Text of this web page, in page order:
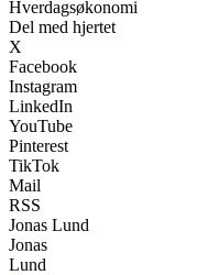
Hverdagsøkonomi
Del med hjertet
X
Facebook
Instagram
LinkedIn
YouTube
Pinterest
TikTok
Mail
RSS
Jonas Lund
Jonas
Lund